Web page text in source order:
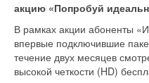
акцию «Попробуй
В рамках акции абоненты
впервые подключившие
течение двух месяцев
высокой четкости (HD)